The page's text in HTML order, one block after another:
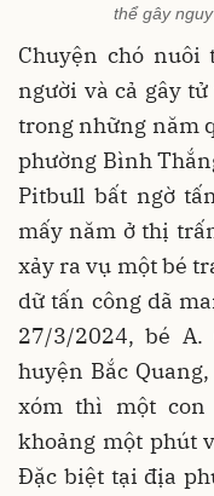
thể gây
Chuyện chó nuôi
người và cả gây
trong những năm
phường Bình
Pitbull bất ngờ
mấy năm ở thị
xảy ra vụ một bé
dữ tấn công dã
27/3/2024, bé
huyện Bắc
xóm thì một
khoảng một phút
Đặc biệt tại địa